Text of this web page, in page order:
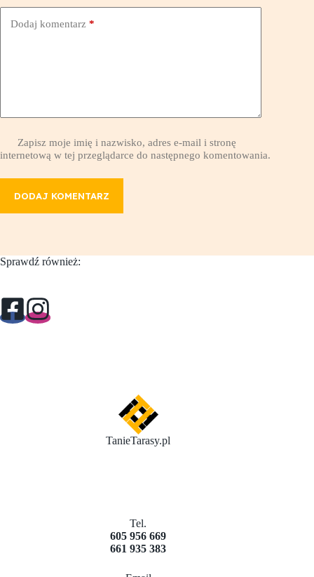
Dodaj komentarz *
Zapisz moje imię i nazwisko, adres e-mail i stronę
internetową w tej przeglądarce do następnego komentowania.
DODAJ KOMENTARZ
Sprawdź również:
TanieTarasy.pl
Tel.
605 956 669
661 935 383